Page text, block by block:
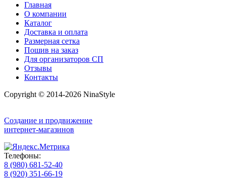
Главная
О компании
Каталог
Доставка и оплата
Размерная сетка
Пошив на заказ
Для организаторов СП
Отзывы
Контакты
Copyright © 2014-2026 NinaStyle
Создание и продвижение
интернет-магазинов
Телефоны:
8 (980) 681-52-40
8 (920) 351-66-19